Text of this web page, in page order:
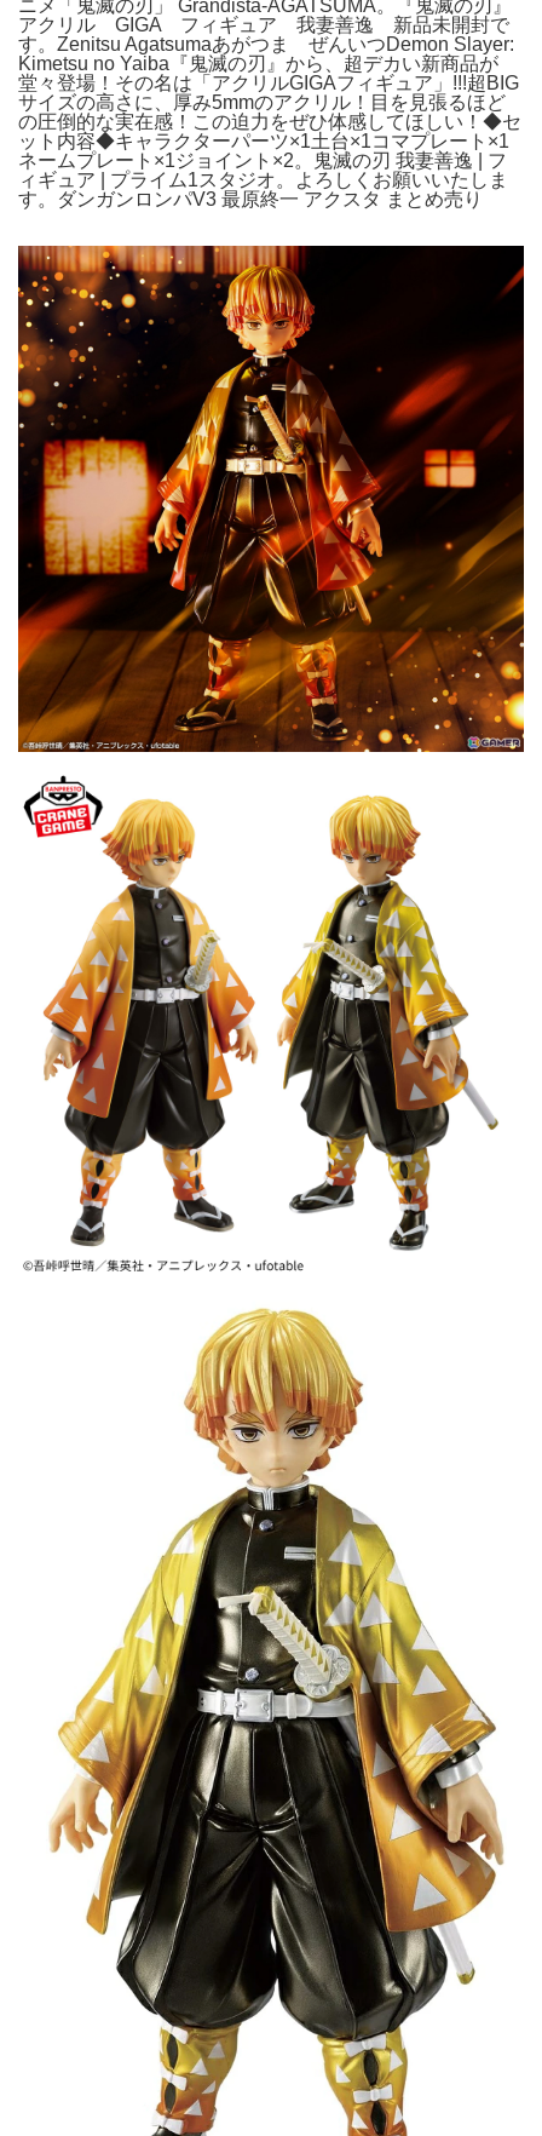
ニメ「鬼滅の刃」 Grandista-AGATSUMA。『鬼滅の刃』
アクリル GIGA フィギュア 我妻善逸 新品未開封で
す。Zenitsu Agatsumaあがつま ぜんいつDemon Slayer:
Kimetsu no Yaiba『鬼滅の刃』から、超デカい新商品が
堂々登場！その名は「アクリルGIGAフィギュア」!!!超BIG
サイズの高さに、厚み5mmのアクリル！目を見張るほど
の圧倒的な実在感！この迫力をぜひ体感してほしい！◆セ
ット内容◆キャラクターパーツ×1土台×1コマプレート×1
ネームプレート×1ジョイント×2。鬼滅の刃 我妻善逸 | フ
ィギュア | プライム1スタジオ。よろしくお願いいたしま
す。ダンガンロンパV3 最原終一 アクスタ まとめ売り